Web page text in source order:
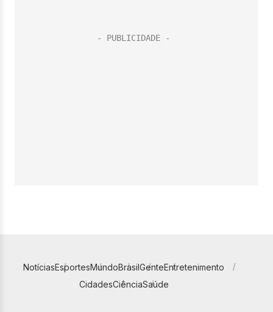
NotíciasEsportesMundoBrasilGenteEntretenimento
CidadesCiênciaSaúde